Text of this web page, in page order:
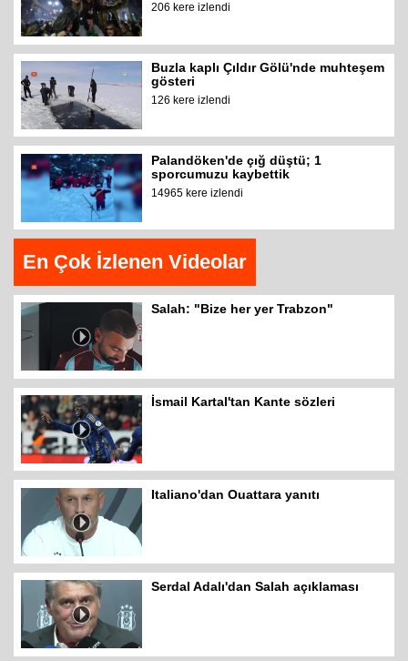
206 kere izlendi
Buzla kaplı Çıldır Gölü'nde muhteşem
gösteri
126 kere izlendi
Palandöken'de çığ düştü; 1
sporcumuzu kaybettik
14965 kere izlendi
En Çok İzlenen Videolar
Salah: "Bize her yer Trabzon"
İsmail Kartal'tan Kante sözleri
Italiano'dan Ouattara yanıtı
Serdal Adalı'dan Salah açıklaması